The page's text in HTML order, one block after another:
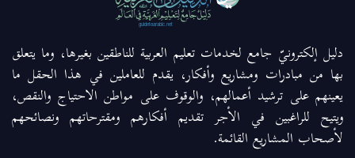
دليل إلكترونيّ جامع لخدمات تعليم العربية للناطقين بغيرها، وما يتعلق
بها من مبادرات ومشاريع وأفكار، يقدم للعاملين في هذا الحقل ما
يعينهم على ترشيد أعمالهم، والوقوف على مواطن الاحتياج والنقص،
ويتيح للراغبين في الأجر تقديم أفكارهم ومقترحاتهم ونصائحهم
لأصحاب المشاريع القائمة.